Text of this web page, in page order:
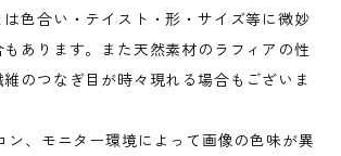
色合い・テイスト・形・サイズ等に微妙
あります。また天然素材のラフィアの性
のつなぎ目が時々現れる場合もございま
、モニター環境によって画像の色味が異